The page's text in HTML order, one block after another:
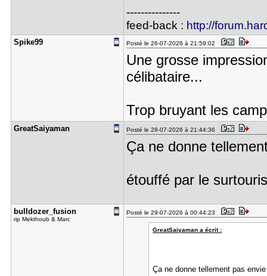
---------------
feed-back : http://
Spike99 Posté le 26-07-2026 à 21:59:02
Une grosse
célibataire...
Trop bruyant les
GreatSaiya​man Posté le 28-07-2026 à 21:44:36
Ça ne donne
étouffé par le
bulldozer_​fusion
rip Mekthoub & Marc
Posté le 29-07-2026 à 00:44:23
GreatSaiyaman a écrit :
Ça ne donne tellement pas